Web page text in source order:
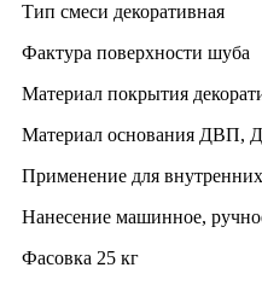
Тип смеси декоративная
Фактура поверхности шуба
Материал покрытия
Материал основания ДВП,
Применение для
Нанесение машинное,
Фасовка 25 кг